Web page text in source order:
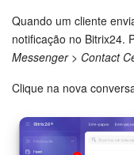
Telefonia
CRM + Loja
Análise CRM
Quando um cliente
notificação no Bitrix24.
Messenger > Contact
Clique na nova